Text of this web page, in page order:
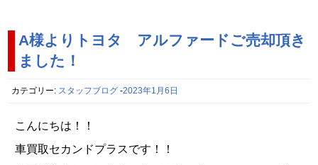
A様よりトヨタ アルファードご売却頂き
ました！
カテゴリー: スタッフブログ -2023年1月6日
こんにちは！！
車買取セカンドプラスです！！